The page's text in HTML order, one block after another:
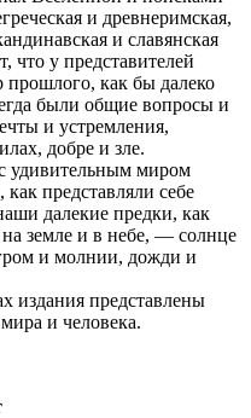
и древнеримская,
и славянская
у представителей
прошлого, как бы далеко
были общие вопросы и
и устремления,
добре и зле.
удивительным миром
представляли себе
далекие предки, как
земле и в небе, — солнце
и молнии, дожди и
издания представлены
и человека.